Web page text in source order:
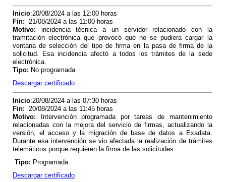
Inicio:20/08/2024 a las 12:00 horas
Fin: 21/08/2024 a las 11:00 horas
Motivo:
incidencia técnica a un servidor relacionado con la
tramitación electrónica que provocó que no se pudiera cargar la
ventana de selección del tipo de firma en la pasa de firma de la
solicitud. Esa incidencia afectó a todos los trámites de la sede
electrónica.
Tipo: No programada
Descargar certificado
Inicio:20/08/2024 a las 07:30 horas
Fin:
20/08/2024 a las 11:45 horas
Motivo: Intervención programada por tareas de mantenimiento
relacionadas con la mejora del servicio de firmas, actualizando la
versión, el acceso y la migración de base de datos a Exadata.
Durante esa intervención se vio afectada la realización de trámites
telemáticos porque requieren la firma de las solicitudes.
Tipo: Programada
Descargar certificado